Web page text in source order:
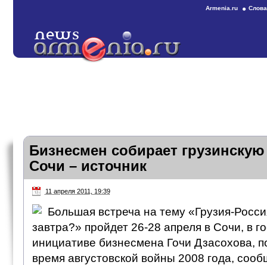
Armenia.ru
Бизнесмен собирает
Сочи – источник
11 апреля 2011, 19:39
Большая встреча на тему «Грузия-
завтра?» пройдет 26-28 апреля в Сочи, в
инициативе бизнесмена Гочи Дзасохова,
время августовской войны 2008 года,